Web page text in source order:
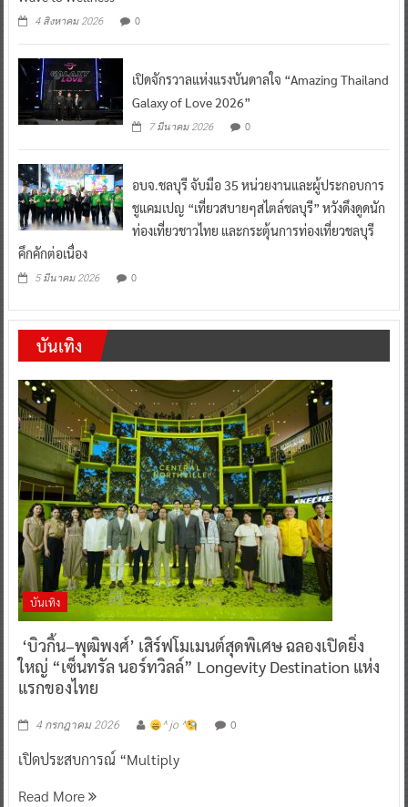
4 สิงหาคม 2026 0
เปิดจักรวาลแห่งแรงบันดาลใจ “Amazing Thailand
Galaxy of Love 2026”
7 มีนาคม 2026 0
อบจ.ชลบุรี จับมือ 35 หน่วยงานและผู้ประกอบการ
ชูแคมเปญ “เที่ยวสบายๆสไตล์ชลบุรี” หวังดึงดูดนัก
ท่องเที่ยวชาวไทย และกระตุ้นการท่องเที่ยวชลบุรี
คึกคักต่อเนื่อง
5 มีนาคม 2026 0
บันเทิง
บันเทิง
‘บิวกิ้น–พุฒิพงศ์’ เสิร์ฟโมเมนต์สุดพิเศษ ฉลองเปิดยิ่ง
ใหญ่ “เซ็นทรัล นอร์ทวิลล์” Longevity Destination แห่ง
แรกของไทย
4 กรกฎาคม 2026 ^ jo ^ 0
เปิดประสบการณ์ “Multiply
Read More